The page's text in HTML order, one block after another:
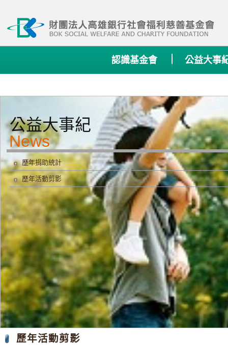
認識基金會 公益大事
公益大事紀
歷年捐助統計
歷年活動剪影
歷年活動剪影